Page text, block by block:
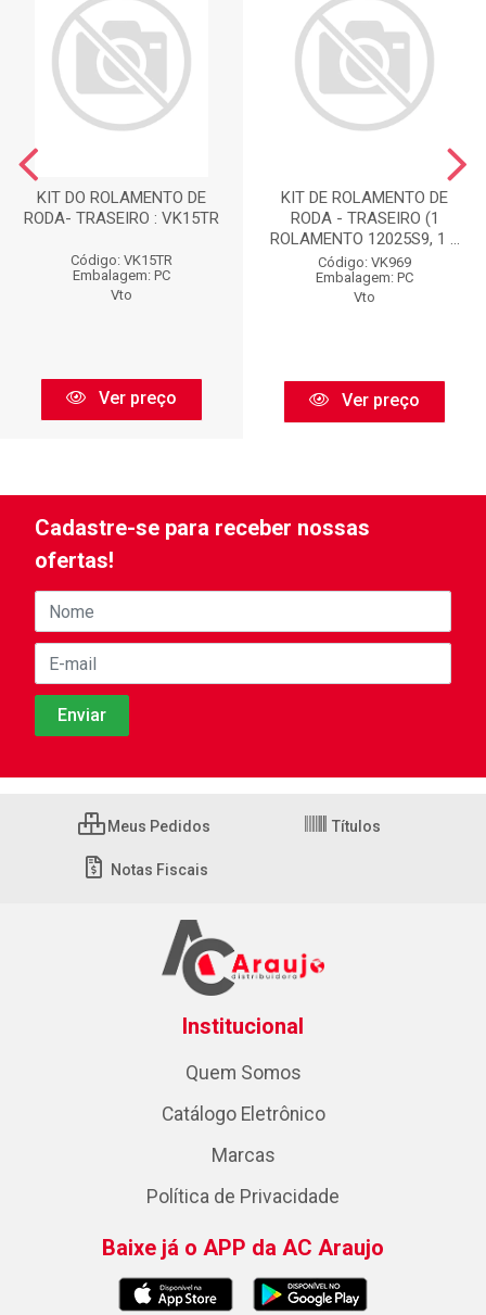
KIT DO ROLAMENTO DE
RODA- TRASEIRO : VK15TR
Código: VK15TR
Embalagem: PC
Vto
Ver preço
KIT DE ROLAMENTO DE
RODA - TRASEIRO (1
ROLAMENTO 12025S9, 1 ...
Código: VK969
Embalagem: PC
Vto
Ver preço
Cadastre-se para receber nossas
ofertas!
Meus Pedidos Títulos
Notas Fiscais
Institucional
Quem Somos
Catálogo Eletrônico
Marcas
Política de Privacidade
Baixe já o APP da AC Araujo